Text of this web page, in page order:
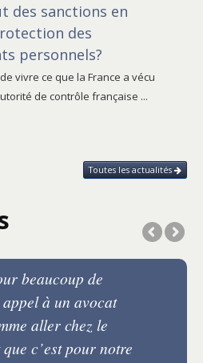
des sanctions en
des
personnels?
vivre ce que la France a vécu
de contrôle française ...
Toutes les actualités
beaucoup de
à un avocat
aller chez le
c’est pour notre